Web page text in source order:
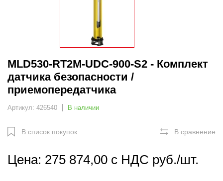
MLD530-RT2M-UDC-900-S2 - Комплект
датчика безопасности /
приемопередатчика
Артикул: 426540 В наличии
В список покупок В сравнение
Цена: 275 874,00 с НДС руб./шт.